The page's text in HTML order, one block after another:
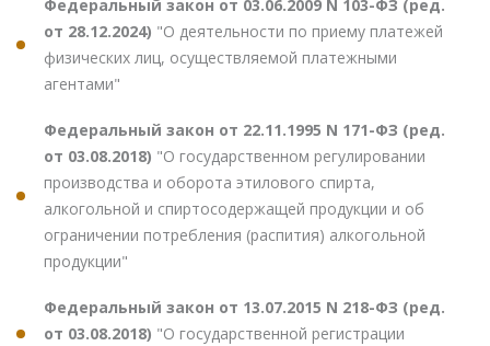
Федеральный закон от 03.06.2009 N 103-ФЗ (ред.
от 28.12.2024) "О деятельности по приему платежей
физических лиц, осуществляемой платежными
агентами"
Федеральный закон от 22.11.1995 N 171-ФЗ (ред.
от 03.08.2018) "О государственном регулировании
производства и оборота этилового спирта,
алкогольной и спиртосодержащей продукции и об
ограничении потребления (распития) алкогольной
продукции"
Федеральный закон от 13.07.2015 N 218-ФЗ (ред.
от 03.08.2018) "О государственной регистрации